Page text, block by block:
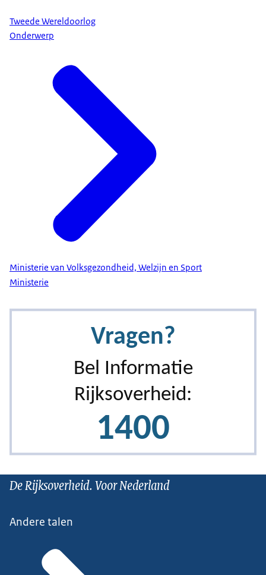
Tweede Wereldoorlog
Onderwerp
Ministerie van Volksgezondheid, Welzijn en Sport
Ministerie
De Rijksoverheid. Voor Nederland
Andere talen